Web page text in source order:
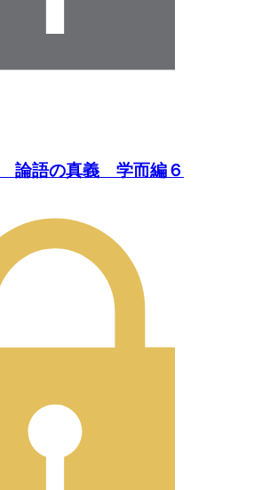
論語の真義 学而編６